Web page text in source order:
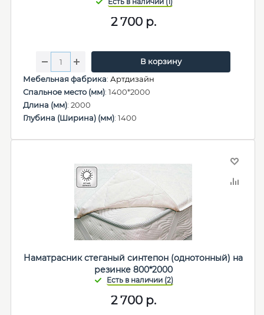
2 700р.
В корзину
Мебельная фабрика: Артдизайн
Спальное место (мм): 1400*2000
Длина (мм): 2000
Глубина (Ширина) (мм): 1400
Наматрасник стеганый синтепон (однотонный) на
резинке 800*2000
2 700р.